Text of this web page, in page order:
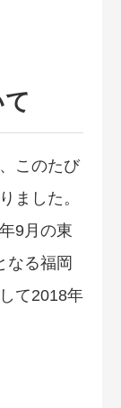
このたび
ました。
9月の東
なる福岡
て2018年